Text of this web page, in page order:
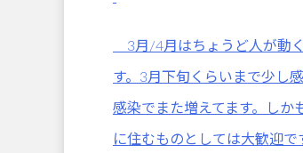
3月/4月はちょうど人が動
す。3月下旬くらいまで少し
感染でまた増えてます。しか
に住むものとしては大歓迎